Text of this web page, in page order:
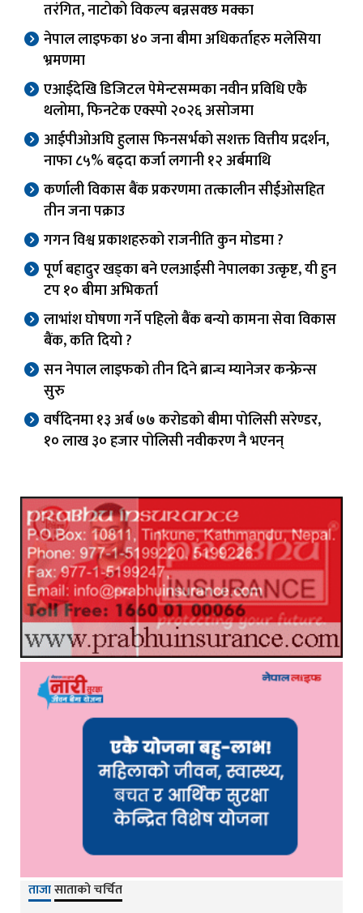
तरंगित, नाटोको विकल्प बन्नसक्छ मक्का
नेपाल लाइफका ४० जना बीमा अधिकर्ताहरु मलेसिया
भ्रमणमा
एआईदेखि डिजिटल पेमेन्टसम्मका नवीन प्रविधि एकै
थलोमा, फिनटेक एक्स्पो २०२६ असोजमा
आईपीओअघि हुलास फिनसर्भको सशक्त वित्तीय प्रदर्शन,
नाफा ८५% बढ्दा कर्जा लगानी १२ अर्बमाथि
कर्णाली विकास बैंक प्रकरणमा तत्कालीन सीईओसहित
तीन जना पक्राउ
गगन विश्व प्रकाशहरुको राजनीति कुन मोडमा ?
पूर्ण बहादुर खड्का बने एलआईसी नेपालका उत्कृष्ट, यी हुन
टप १० बीमा अभिकर्ता
लाभांश घोषणा गर्ने पहिलो बैंक बन्यो कामना सेवा विकास
बैंक, कति दियो ?
सन नेपाल लाइफको तीन दिने ब्रान्च म्यानेजर कन्फ्रेन्स
सुरु
वर्षदिनमा १३ अर्ब ७७ करोडको बीमा पोलिसी सरेण्डर,
१० लाख ३० हजार पोलिसी नवीकरण नै भएनन्
ताजासाताको चर्चित